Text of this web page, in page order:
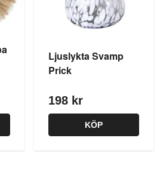
Ljuslykta Svamp
Prick
198 kr
KÖP